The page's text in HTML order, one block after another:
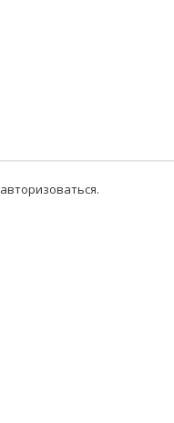
авторизоваться.